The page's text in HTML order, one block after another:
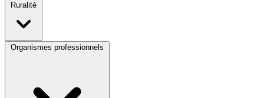
Ruralité
Organismes professionnels